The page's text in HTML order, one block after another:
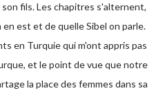
fils. Les chapitres s'alternent,
est et de quelle Sibel on parle.
en Turquie qui m'ont appris pas
et le point de vue que notre
la place des femmes dans sa